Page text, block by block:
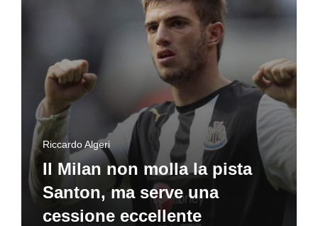
Riccardo Algeri
Il Milan non molla la pista
Santon, ma serve una
cessione eccellente